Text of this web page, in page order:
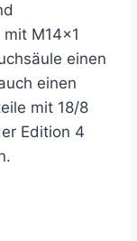
M14x1
einen
einen
mit 18/8
Edition 4